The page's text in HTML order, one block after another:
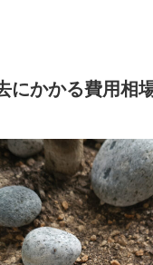
にかかる費用相